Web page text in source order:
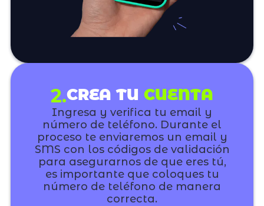
2.CREA TU CUENTA
Ingresa y verifica tu email y
número de teléfono. Durante el
proceso te enviaremos un email y
SMS con los códigos de validación
para asegurarnos de que eres tú,
es importante que coloques tu
número de teléfono de manera
correcta.